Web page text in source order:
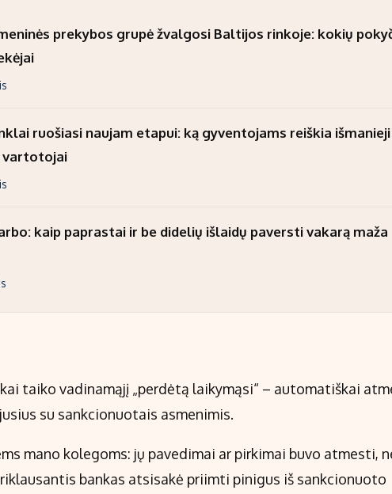
prekybos grupė žvalgosi Baltijos rinkoje: kokių
ruošiasi naujam etapui: ką gyventojams reiškia išmanieji
vartotojai
kaip paprastai ir be didelių išlaidų paversti vakarą maža
taiko vadinamąjį „perdėtą laikymąsi“ – automatiškai
su sankcionuotais asmenimis.
mano kolegoms: jų pavedimai ar pirkimai buvo atmesti,
bankas atsisakė priimti pinigus iš sankcionuoto